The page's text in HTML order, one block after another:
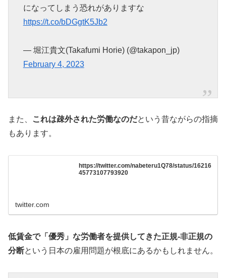
になってしまう恐れがありますな
https://t.co/bDGgtK5Jb2
— 堀江貴文(Takafumi Horie) (@takapon_jp)
February 4, 2023
また、 これは疎外された労働なのだという昔ながらの指摘
もあります。
https://twitter.com/nabeteru1Q78/status/16216
45773107793920
twitter.com
低賃金で「優秀」な労働者を提供してきた正規-非正規の
分断という日本の雇用問題が根底にあるかもしれません。